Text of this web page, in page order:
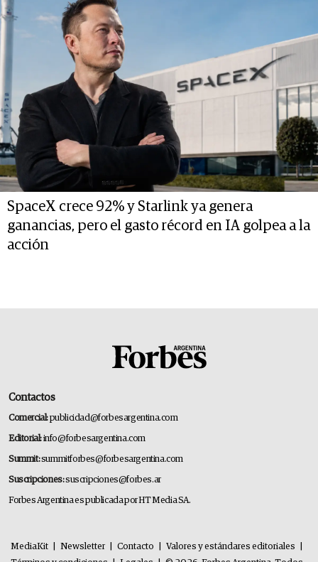
SpaceX crece 92% y Starlink ya genera
ganancias, pero el gasto récord en IA golpea a la
acción
Contactos
Comercial:publicidad@forbesargentina.com
Editorial:info@forbesargentina.com
Summit:summitforbes@forbesargentina.com
Suscripciones:suscripciones@forbes.ar
Forbes Argentina es publicada por HT Media SA.
MediaKit Newsletter Contacto Valores y estándares editoriales